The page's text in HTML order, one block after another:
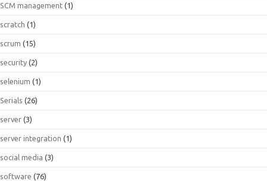
SCM management (1)
scratch (1)
scrum (15)
security (2)
selenium (1)
Serials (26)
server (3)
server integration (1)
social media (3)
software (76)